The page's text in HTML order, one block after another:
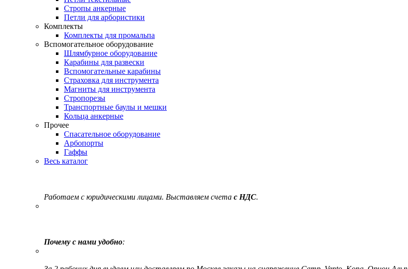
Стропы анкерные
Петли для арбористики
Комплекты
Комплекты для промальпа
Вспомогательное оборудование
Шлямбурное оборудование
Карабины для развески
Вспомогательные карабины
Страховка для инструмента
Магниты для инструмента
Стропорезы
Транспортные баулы и мешки
Кольца анкерные
Прочее
Спасательное оборудование
Арбопорты
Гаффы
Весь каталог
Работаем с юридическими лицами. Выставляем счета с НДС.
Почему с нами удобно: